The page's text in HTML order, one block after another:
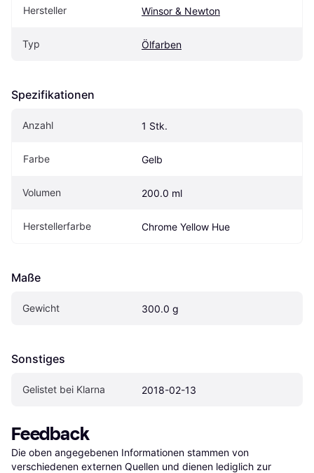
Hersteller Winsor & Newton
Typ Ölfarben
Spezifikationen
Anzahl 1 Stk.
Farbe Gelb
Volumen 200.0 ml
Herstellerfarbe Chrome Yellow Hue
Maße
Gewicht 300.0 g
Sonstiges
Gelistet bei Klarna 2018-02-13
Feedback
Die oben angegebenen Informationen stammen von
verschiedenen externen Quellen und dienen lediglich zur